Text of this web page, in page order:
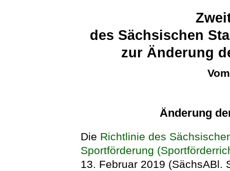
des Sächsischen
zur Änderung
Änderung
Die Richtlinie des
Sportförderung
13. Februar 2019 (SächsABl.